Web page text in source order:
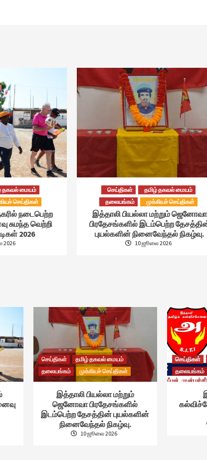
தகவல் மையம்
செய்திகள்
நடைபெற்ற
சுமந்த வெற்றி
2026
2026
செய்திகள்
தமிழ் தகவல் மையம்
தலையங்கம்
முக்கியச் செய்திகள்
இத்தாலி பியல்லா மற்றும் ஜெனோவா
பிரதேசங்களில் இடம்பெற்ற
புயல்களின் நினைவேந்தல் நிகழ்வு.
10 ஜூலை 2026
செய்திகள்
தமிழ் தகவல் மையம்
தலையங்கம்
முக்கியச் செய்திகள்
இத்தாலி பியல்லா மற்றும்
ஜெனோவா பிரதேசங்களில்
இடம்பெற்ற தேசத்தின் புயல்களின்
நினைவேந்தல் நிகழ்வு.
10 ஜூலை 2026
செய்திகள்
தலையங்கம்